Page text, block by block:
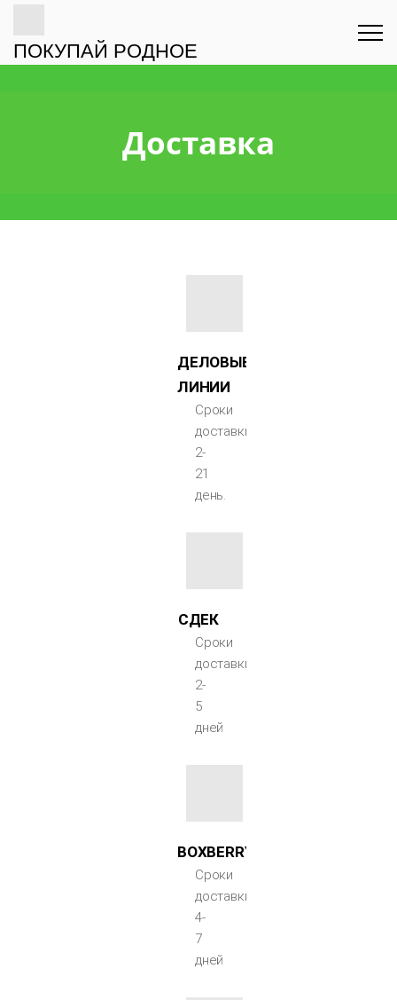
ПОКУПАЙ РОДНОЕ
Доставка
ДЕЛОВЫЕ
ЛИНИИ
Сроки
доставки
2-
21
день.
СДЕК
Сроки
доставки
2-
5
дней
BOXBERRY
Сроки
доставки
4-
7
дней